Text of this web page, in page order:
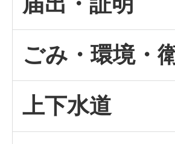
ごみ・環境・
上下水道